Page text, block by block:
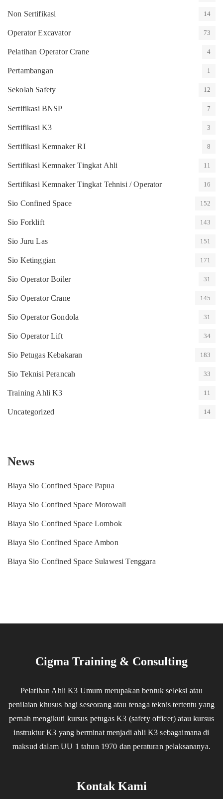
Non Sertifikasi 14
Operator Excavator 73
Pelatihan Operator Crane 4
Pertambangan 1
Sekolah Safety 12
Sertifikasi BNSP 7
Sertifikasi K3 3
Sertifikasi Kemnaker RI 8
Sertifikasi Kemnaker Tingkat Ahli 11
Sertifikasi Kemnaker Tingkat Tehnisi / Operator 16
Sio Confined Space 152
Sio Forklift 143
Sio Juru Las 151
Sio Ketinggian 171
Sio Operator Boiler 31
Sio Operator Crane 145
Sio Operator Gondola 31
Sio Operator Lift 34
Sio Petugas Kebakaran 183
Sio Teknisi Perancah 33
Training Ahli K3 11
Uncategorized 14
News
Biaya Sio Confined Space Papua
Biaya Sio Confined Space Morowali
Biaya Sio Confined Space Lombok
Biaya Sio Confined Space Ambon
Biaya Sio Confined Space Sulawesi Tenggara
Cigma Training & Consulting
Pelatihan Ahli K3 Umum merupakan bentuk seleksi atau
penilaian khusus bagi seseorang atau tenaga teknis tertentu yang
pernah mengikuti kursus petugas K3 (safety officer) atau kursus
instruktur K3 yang berminat menjadi ahli K3 sebagaimana di
maksud dalam UU 1 tahun 1970 dan peraturan pelaksananya.
Kontak Kami